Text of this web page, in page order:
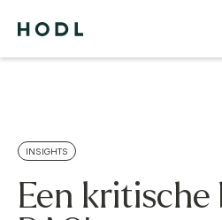
INSIGHTS
Een kritische